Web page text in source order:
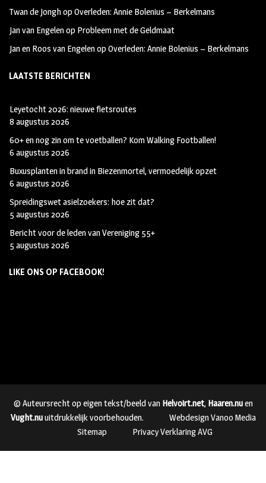
Twan de JonghopOverleden: Annie Bolenius – Berkelmans
Jan van Engelenop Probleem met de Geldmaat
Jan en Roos van EngelenopOverleden: Annie Bolenius – Berkelmans
LAATSTE BERICHTEN
Leyetocht 2026: nieuwe fietsroutes
8 augustus 2026
60+ en nog zin om te voetballen? Kom Walking Footballen!
6 augustus 2026
Buxusplanten in brand in Biezenmortel, vermoedelijk opzet
6 augustus 2026
Spreidingswet asielzoekers: hoe zit dat?
5 augustus 2026
Bericht voor de leden van Vereniging 55+
5 augustus 2026
LIKE ONS OP FACEBOOK!
© Auteursrecht op eigen tekst/beeld van Helvoirt.net, Haaren.nuen
Vught.nuuitdrukkelijk voorbehouden.
Webdesign Vanoo Media
Sitemap
Privacy Verklaring AVG